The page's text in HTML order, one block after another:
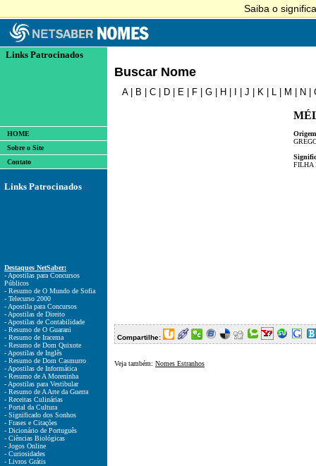
Links Patrocinados
HOME
Sobre o Site
Contato
Links Patrocinados
Destaques NetSaber:
- Apostilas para Concursos
Públicos
- Resumo de O Mundo de Sofia
- Telecurso 2000
- Apostila para Concursos
- Apostilas de Direito
- Apostilas de Contabilidade
- Resumo de O Guarani
- Resumo de Iracema
- Resumo de Dom Quixote
- Apostilas de Inglês
- Resumo de Dom Casmurro
- Apostilas de Informática
- Resumo de A Moreninha
- Apostilas para Vestibular
- Resumo de A Arte da Guerra
- Receitas Culinárias
- Portal da Cultura
- Significado dos Sonhos
- Frases e Citações
- Dicionário de Português
- Ciências Biológicas
- Jogos Online
- Curiosidades
- Livros Grátis
Buscar Nome
A| B C D E F G H J K L M N
FILHA
Compartilhe:
Veja também: Nomes Estranhos